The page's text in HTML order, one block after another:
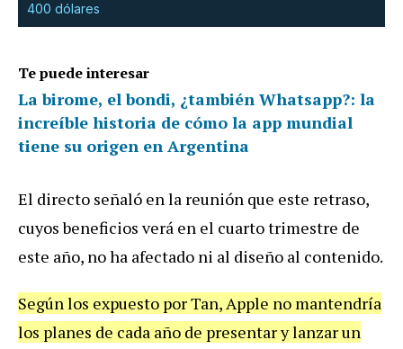
400 dólares
Te puede interesar
La birome, el bondi, ¿también Whatsapp?: la
increíble historia de cómo la app mundial
tiene su origen en Argentina
El directo señaló en la reunión que este retraso,
cuyos beneficios verá en el cuarto trimestre de
este año, no ha afectado ni al diseño al contenido.
Según los expuesto por Tan, Apple no mantendría
los planes de cada año de presentar y lanzar un